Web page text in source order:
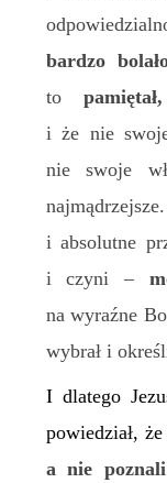
bardzo
to
i że nie
nie swoje
i absolutne
i czyni –
na wyraźne
wybrał i
I dlatego
powiedział,
a nie